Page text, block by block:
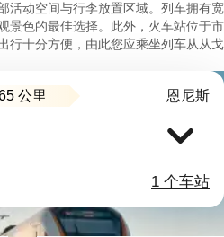
活动空间与行李放置区域。列车拥有宽
景色的最佳选择。此外，火车站位于市
行十分方便，由此您应乘坐列车从从戈
公里 恩尼斯
1 个车站